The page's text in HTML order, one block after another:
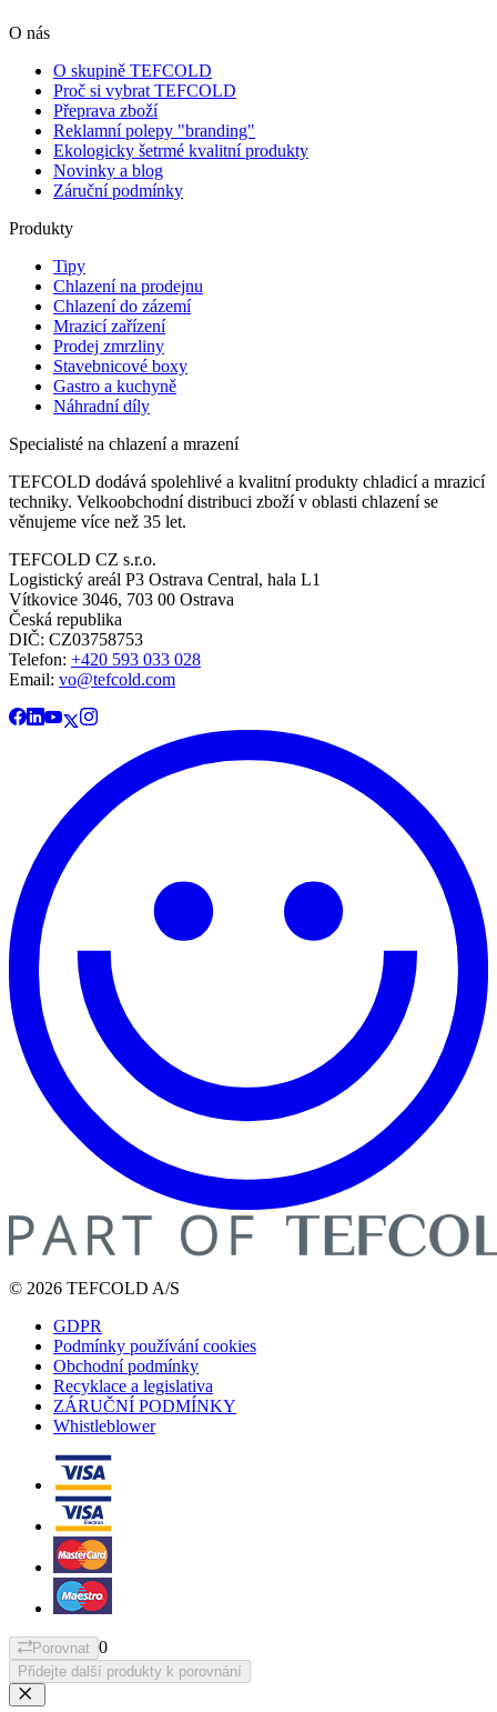
O nás
O skupině TEFCOLD
Proč si vybrat TEFCOLD
Přeprava zboží
Reklamní polepy "branding"
Ekologicky šetrmé kvalitní produkty
Novinky a blog
Záruční podmínky
Produkty
Tipy
Chlazení na prodejnu
Chlazení do zázemí
Mrazicí zařízení
Prodej zmrzliny
Stavebnicové boxy
Gastro a kuchyně
Náhradní díly
Specialisté na chlazení a mrazení
TEFCOLD dodává spolehlivé a kvalitní produkty chladicí a mrazicí
techniky. Velkoobchodní distribuci zboží v oblasti chlazení se
věnujeme více než 35 let.
TEFCOLD CZ s.r.o.
Logistický areál P3 Ostrava Central, hala L1
Vítkovice 3046, 703 00 Ostrava
Česká republika
DIČ: CZ03758753​​​​​​
Telefon: +420 593 033 028
Email: vo@tefcold.com
© 2026 TEFCOLD A/S
GDPR
Podmínky používání cookies
Obchodní podmínky
Recyklace a legislativa
ZÁRUČNÍ PODMÍNKY
Whistleblower
Porovnat 0
Přidejte další produkty k porovnání